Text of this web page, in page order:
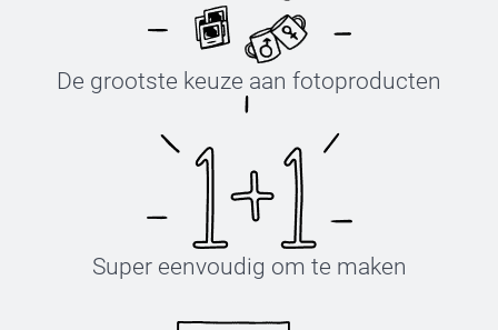
De grootste keuze aan fotoproducten
Super eenvoudig om te maken